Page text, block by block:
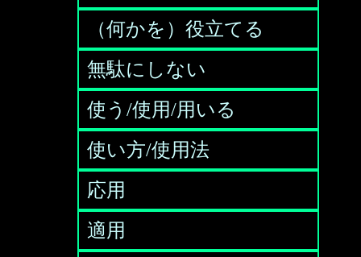
（何かを）役立てる
無駄にしない
使う/使用/用いる
使い方/使用法
応用
適用